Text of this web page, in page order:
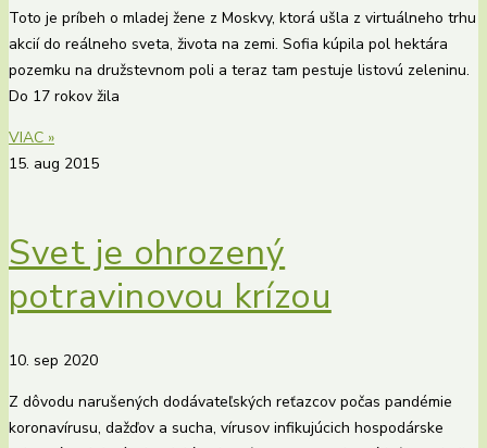
Toto je príbeh o mladej žene z Moskvy, ktorá ušla z virtuálneho trhu
akcií do reálneho sveta, života na zemi. Sofia kúpila pol hektára
pozemku na družstevnom poli a teraz tam pestuje listovú zeleninu.
Do 17 rokov žila
VIAC »
15. aug 2015
Svet je ohrozený
potravinovou krízou
10. sep 2020
Z dôvodu narušených dodávateľských reťazcov počas pandémie
koronavírusu, dažďov a sucha, vírusov infikujúcich hospodárske